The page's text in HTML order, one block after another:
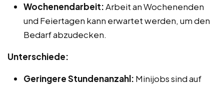
Wochenendarbeit:Arbeit an Wochenenden
und Feiertagen kann erwartet werden, um den
Bedarf abzudecken.
Unterschiede:
Geringere Stundenanzahl: Minijobs sind auf